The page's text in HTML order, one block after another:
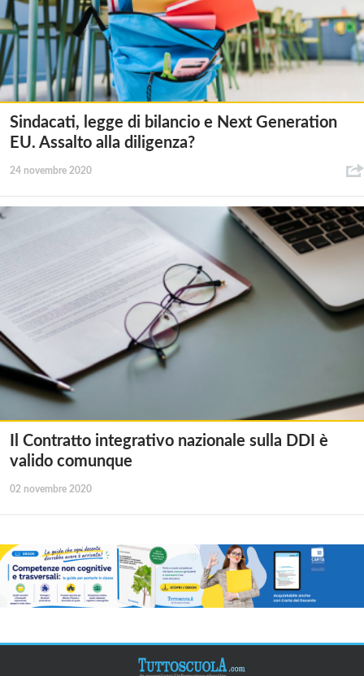
Sindacati, legge di bilancio e Next Generation
EU. Assalto alla diligenza?
24 novembre 2020
Il Contratto integrativo nazionale sulla DDI è
valido comunque
02 novembre 2020